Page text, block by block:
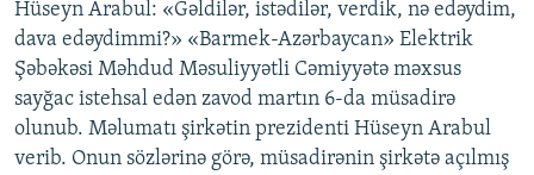
ARAŞDIRMA
MULTIMEDIA
VIDEO
FOTOQALEREYA
RADIO ARXIV
OXU ZALI
HAQQIMIZDA
Hüseyn Arabul: «Gəldilər, istədilər, verdik, nə edəydim,
dava edəydimmi?» «Barmek-Azərbaycan» Elektrik
Şəbəkəsi Məhdud Məsuliyyətli Cəmiyyətə məxsus
sayğac istehsal edən zavod martın 6-da müsadirə
olunub. Məlumatı şirkətin prezidenti Hüseyn Arabul
verib. Onun sözlərinə görə, müsadirənin şirkətə açılmış